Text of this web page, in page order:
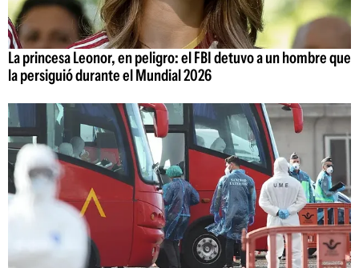
La princesa Leonor, en peligro: el FBI detuvo a un hombre que
la persiguió durante el Mundial 2026